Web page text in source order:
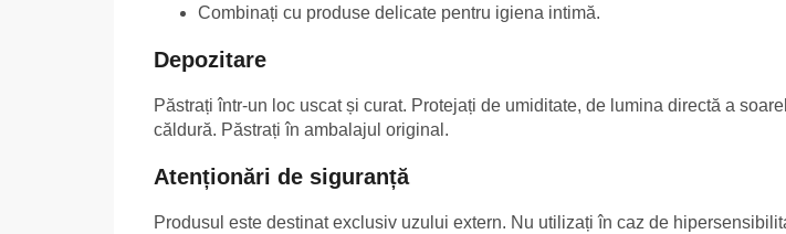
Combinați cu produse delicate pentru igiena intimă.
Depozitare
Păstrați într-un loc uscat și curat. Protejați de umiditate, de lumina directă a
căldură. Păstrați în ambalajul original.
Atenționări de siguranță
Produsul este destinat exclusiv uzului extern. Nu utilizați în caz de